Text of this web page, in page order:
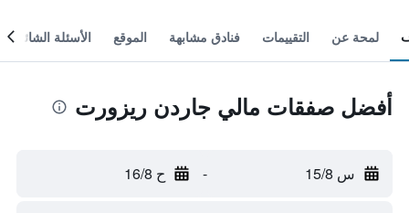
لمحة عن التقييمات فنادق مشابهة الموقع الأسئلة الشائعة
أفضل صفقات مالي جاردن ريزورت
س 15/8 - ح 16/8